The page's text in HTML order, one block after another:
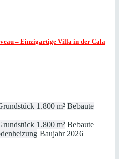
– Einzigartige Villa in der Cala
1.800 m² Bebaute
1.800 m² Bebaute
Baujahr 2026